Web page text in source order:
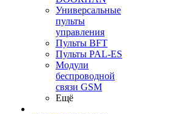
Универсальные
пульты
управления
Пульты BFT
Пульты PAL-ES
Модули
беспроводной
связи GSM
Ещё